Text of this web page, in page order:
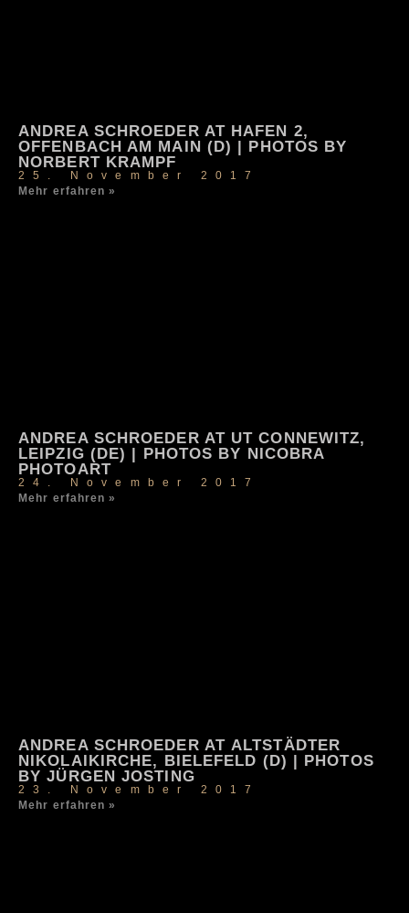
ANDREA SCHROEDER AT HAFEN 2,
OFFENBACH AM MAIN (D) | PHOTOS BY
NORBERT KRAMPF
25. November 2017
Mehr erfahren »
ANDREA SCHROEDER AT UT CONNEWITZ,
LEIPZIG (DE) | PHOTOS BY NICOBRA
PHOTOART
24. November 2017
Mehr erfahren »
ANDREA SCHROEDER AT ALTSTÄDTER
NIKOLAIKIRCHE, BIELEFELD (D) | PHOTOS
BY JÜRGEN JOSTING
23. November 2017
Mehr erfahren »